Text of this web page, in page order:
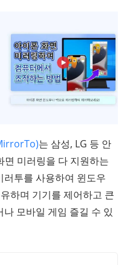
는 삼성, LG 등 안
면 미러링을 다 지원하는
투를 사용하여 윈도우
하며 기기를 제어하고 큰
모바일 게임 즐길 수 있